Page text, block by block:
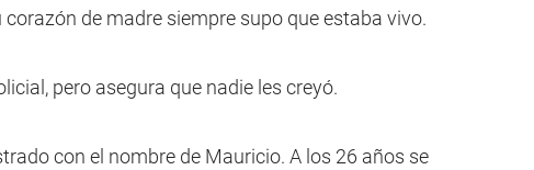
de madre siempre supo que estaba vivo.
pero asegura que nadie les creyó.
con el nombre de Mauricio. A los 26 años se